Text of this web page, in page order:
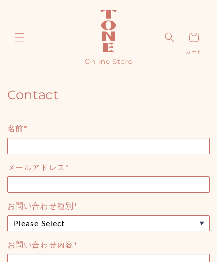
カート
Contact
名前*
メールアドレス*
お問い合わせ種別*
お問い合わせ内容*